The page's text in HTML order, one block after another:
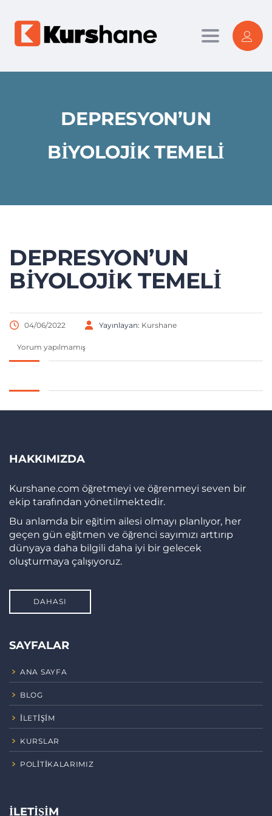
Toggle
DEPRESYON’UN
BIYOLOJIK TEMELI
DEPRESYON’UN
BIYOLOJIK TEMELI
04/06/2022 Yayınlayan: Kurshane
Yorum yapılmamış
HAKKIMIZDA
Kurshane.com öğretmeyi ve öğrenmeyi seven bir
ekip tarafından yönetilmektedir.
Bu anlamda bir eğitim ailesi olmayı planlıyor, her
geçen gün eğitmen ve öğrenci sayımızı arttırıp
dünyaya daha bilgili daha iyi bir gelecek
oluşturmaya çalışıyoruz.
DAHASI
SAYFALAR
ANA SAYFA
BLOG
İLETIŞIM
KURSLAR
POLITIKALARIMIZ
İLETIŞIM